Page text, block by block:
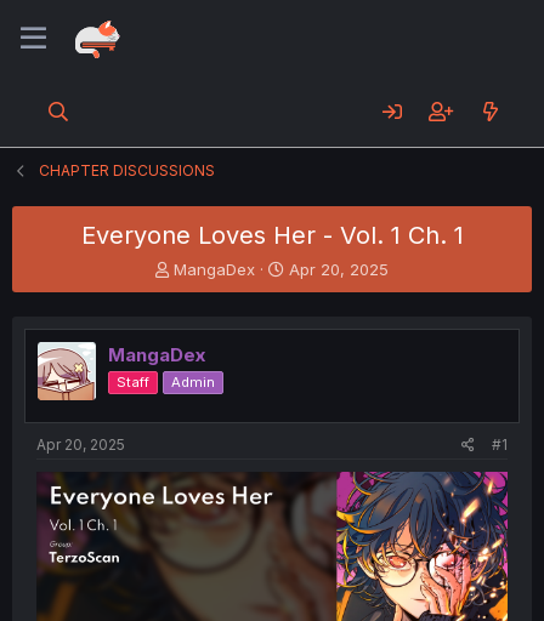
CHAPTER DISCUSSIONS
Everyone Loves Her - Vol. 1 Ch. 1
T
h
e
a
d
s
t
t
e
MangaDex
S
t
r
t
Apr 20, 2025
MangaDex
Staff Admin
Apr 20, 2025 #1